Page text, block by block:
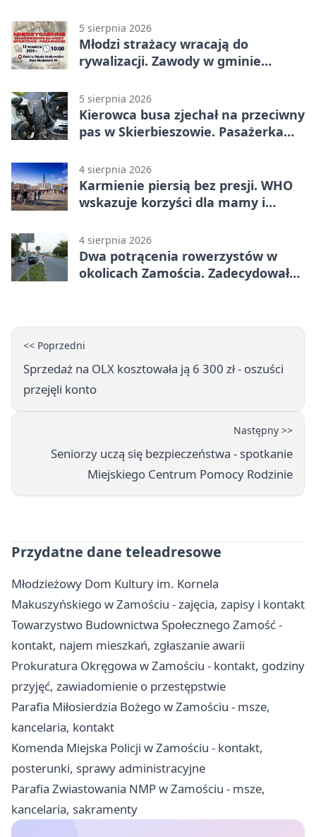
5 sierpnia 2026
Młodzi strażacy wracają do
rywalizacji. Zawody w gminie
5 sierpnia 2026
Kierowca busa zjechał na przeciwny
pas w Skierbieszowie. Pasażerka
4 sierpnia 2026
Karmienie piersią bez presji. WHO
wskazuje korzyści dla mamy i
4 sierpnia 2026
Dwa potrącenia rowerzystów w
okolicach Zamościa. Zadecydowało
<< Poprzedni
Sprzedaż na OLX kosztowała ją 6 300 zł - oszuści
przejęli konto
Następny >>
Seniorzy uczą się bezpieczeństwa - spotkanie
Miejskiego Centrum Pomocy Rodzinie
Przydatne dane teleadresowe
Młodzieżowy Dom Kultury im. Kornela
Makuszyńskiego w Zamościu - zajęcia, zapisy i kontakt
Towarzystwo Budownictwa Społecznego Zamość -
kontakt, najem mieszkań, zgłaszanie awarii
Prokuratura Okręgowa w Zamościu - kontakt, godziny
przyjęć, zawiadomienie o przestępstwie
Parafia Miłosierdzia Bożego w Zamościu - msze,
kancelaria, kontakt
Komenda Miejska Policji w Zamościu - kontakt,
posterunki, sprawy administracyjne
Parafia Zwiastowania NMP w Zamościu - msze,
kancelaria, sakramenty